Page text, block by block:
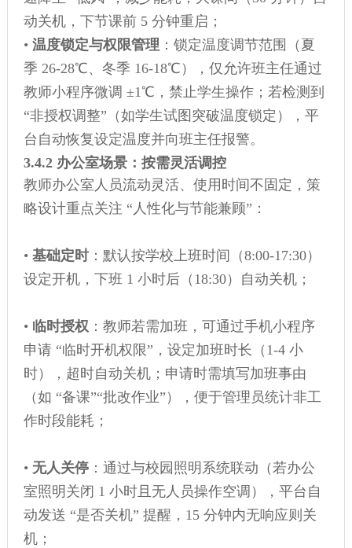
动关机，下节课前 5 分钟重启；
• 温度锁定与权限管理 ：锁定温度调节范围（夏
季 26-28℃、冬季 16-18℃），仅允许班主任通过
教师小程序微调 ±1℃，禁止学生操作；若检测到
“非授权调整”（如学生试图突破温度锁定），平
台自动恢复设定温度并向班主任报警。
3.4.2 办公室场景：按需灵活调控
教师办公室人员流动灵活、使用时间不固定，策
略设计重点关注 “人性化与节能兼顾”：
• 基础定时：默认按学校上班时间（8:00-17:30）
设定开机，下班 1 小时后（18:30）自动关机；
• 临时授权：教师若需加班，可通过手机小程序
申请 “临时开机权限”，设定加班时长（1-4 小
时），超时自动关机；申请时需填写加班事由
（如 “备课”“批改作业”），便于管理员统计非工
作时段能耗；
• 无人关停：通过与校园照明系统联动（若办公
室照明关闭 1 小时且无人员操作空调），平台自
动发送 “是否关机” 提醒，15 分钟内无响应则关
机；